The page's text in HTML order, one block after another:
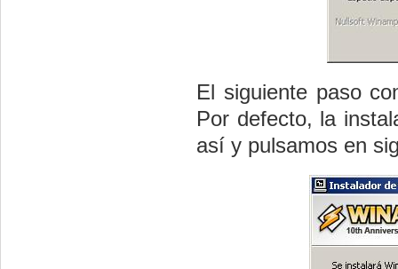
El siguiente paso
Por defecto, la
así y pulsamos en